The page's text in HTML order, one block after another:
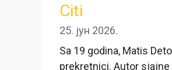
Citi
25. јун 2026.
Sa 19 godina, Matis
prekretnici. Autor